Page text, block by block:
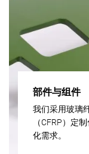
部件与组件
我们采用玻璃
（CFRP）定
化需求。